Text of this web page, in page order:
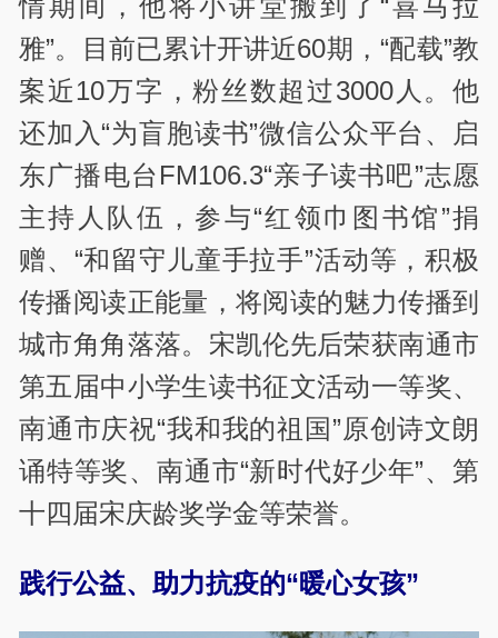
情期间，他将小讲堂搬到了“喜马拉
雅”。目前已累计开讲近60期，“配载”教
案近10万字，粉丝数超过3000人。他
还加入“为盲胞读书”微信公众平台、启
东广播电台FM106.3“亲子读书吧”志愿
主持人队伍，参与“红领巾图书馆”捐
赠、“和留守儿童手拉手”活动等，积极
传播阅读正能量，将阅读的魅力传播到
城市角角落落。宋凯伦先后荣获南通市
第五届中小学生读书征文活动一等奖、
南通市庆祝“我和我的祖国”原创诗文朗
诵特等奖、南通市“新时代好少年”、第
十四届宋庆龄奖学金等荣誉。
践行公益、助力抗疫的“暖心女孩”